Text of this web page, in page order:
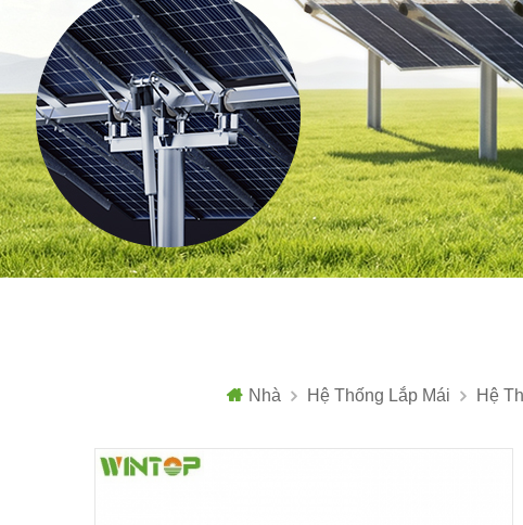
Nhà Hệ Thống Lắp Mái Hệ